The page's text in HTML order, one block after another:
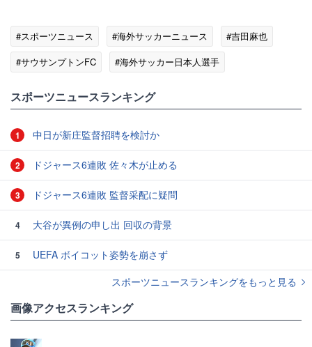
#スポーツニュース #海外サッカーニュース
#吉田麻也
#サウサンプトンFC
#海外サッカー日本人選手
スポーツニュースランキング
1 中日が新庄監督招聘を検討か
2 ドジャース6連敗 佐々木が止める
3 ドジャース6連敗 監督采配に疑問
4 大谷が異例の申し出 回収の背景
5
UEFA ボイコット姿勢を崩さず
スポーツニュースランキングをもっと見る
画像アクセスランキング